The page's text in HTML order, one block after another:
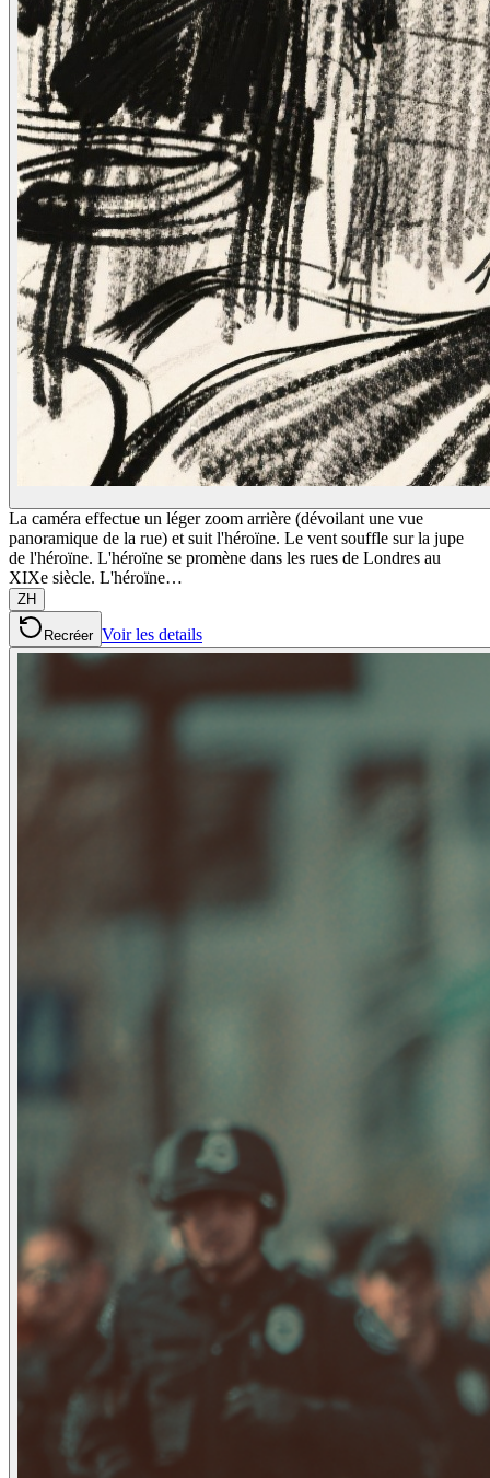
La caméra effectue un léger zoom arrière (dévoilant une vue
panoramique de la rue) et suit l'héroïne. Le vent souffle sur la jupe
de l'héroïne. L'héroïne se promène dans les rues de Londres au
XIXe siècle. L'héroïne…
ZH
Recréer Voir les details